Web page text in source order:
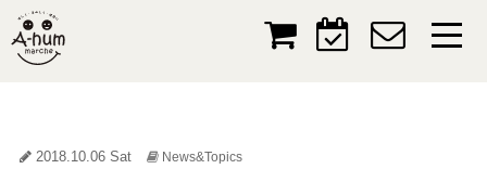
2018.10.06 Sat News&Topics